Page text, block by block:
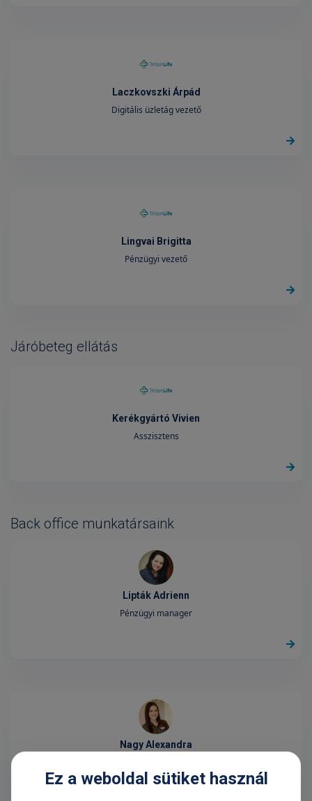
Laczkovszki Árpád
Digitális üzletág vezető
Lingvai Brigitta
Pénzügyi vezető
Járóbeteg ellátás
Kerékgyártó Vivien
Asszisztens
Back office munkatársaink
Lipták Adrienn
Pénzügyi manager
Nagy Alexandra
Ez a weboldal sütiket használ